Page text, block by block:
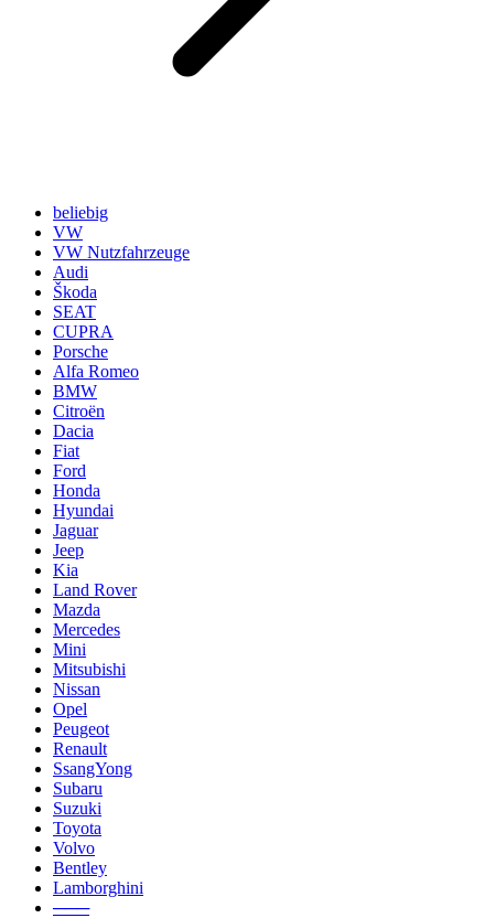
beliebig
VW
VW Nutzfahrzeuge
Audi
Škoda
SEAT
CUPRA
Porsche
Alfa Romeo
BMW
Citroën
Dacia
Fiat
Ford
Honda
Hyundai
Jaguar
Jeep
Kia
Land Rover
Mazda
Mercedes
Mini
Mitsubishi
Nissan
Opel
Peugeot
Renault
SsangYong
Subaru
Suzuki
Toyota
Volvo
Bentley
Lamborghini
───